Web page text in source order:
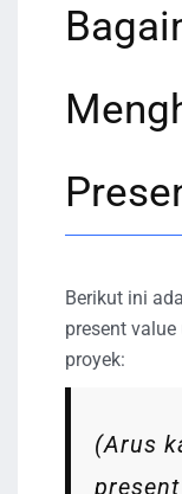
Berikut ini
present
proyek:
(Arus